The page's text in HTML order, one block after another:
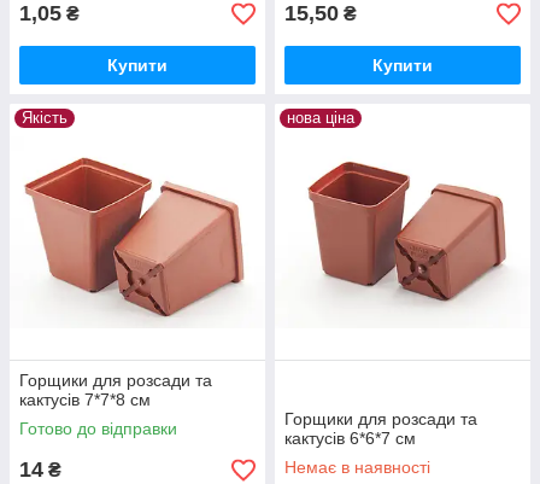
1,05 ₴
Купити
15,50 ₴
Купити
Якість
Горщики для розсади та
кактусів 7*7*8 см
Готово до відправки
14 ₴
нова ціна
Горщики для розсади та
кактусів 6*6*7 см
Немає в наявності